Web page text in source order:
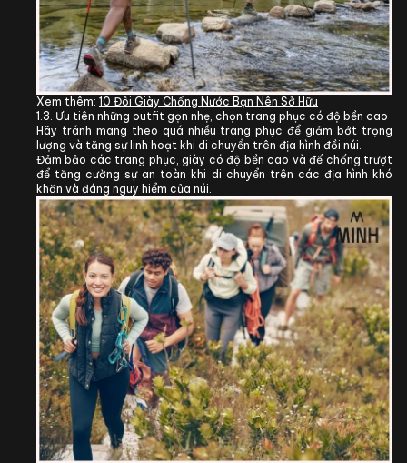
Xem thêm: 10 Đôi Giày Chống Nước Bạn Nên Sở Hữu
1.3. Ưu tiên những outfit gọn nhẹ, chọn trang phục có độ bền cao
Hãy tránh mang theo quá nhiều trang phục để giảm bớt trọng
lượng và tăng sự linh hoạt khi di chuyển trên địa hình đồi núi.
Đảm bảo các trang phục, giày có độ bền cao và đế chống trượt
để tăng cường sự an toàn khi di chuyển trên các địa hình khó
khăn và đáng nguy hiểm của núi.